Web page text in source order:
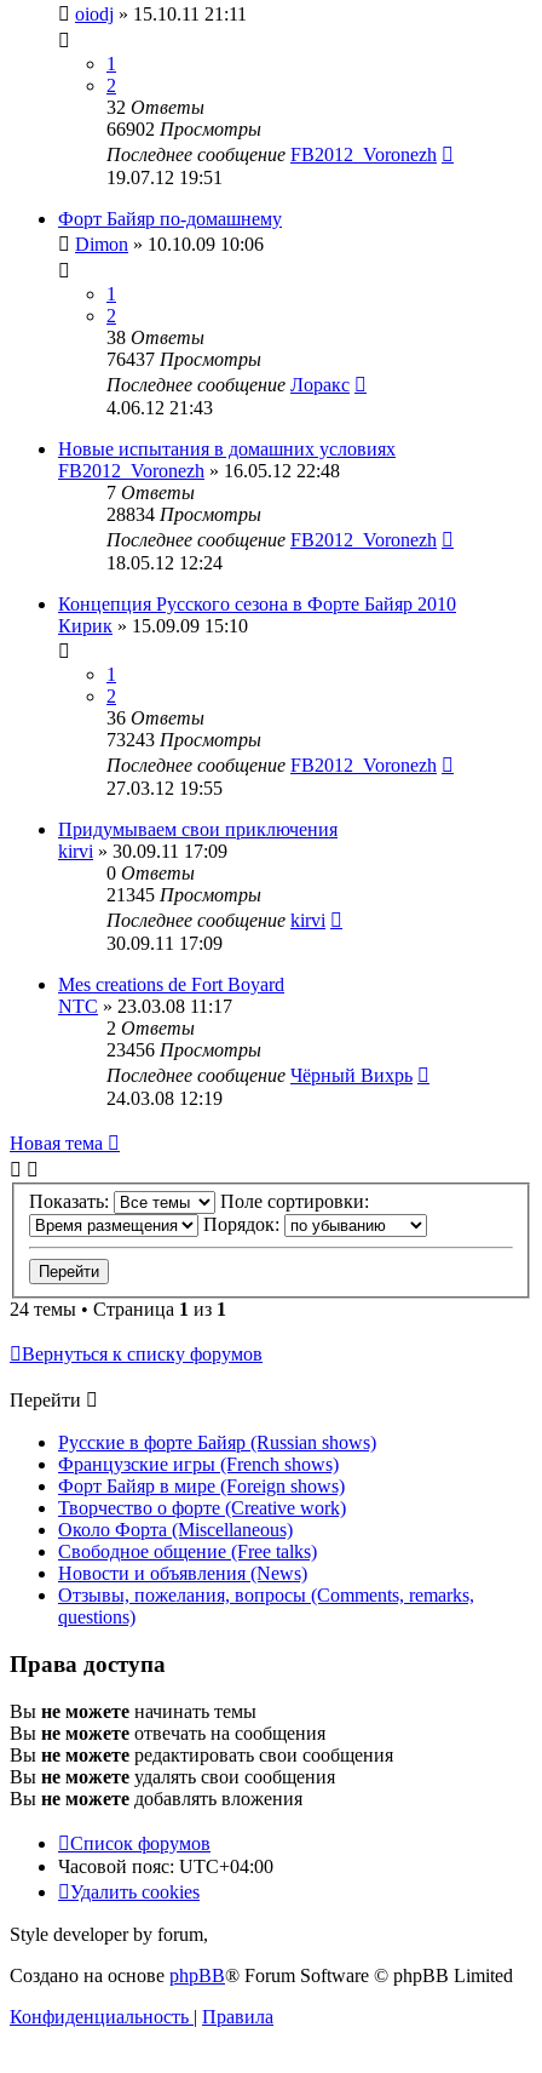
oiodj » 15.10.11 21:11
1
2
32 Ответы
66902 Просмотры
Последнее сообщение FB2012_Voronezh
19.07.12 19:51
Форт Байяр по-домашнему
Dimon » 10.10.09 10:06
1
2
38 Ответы
76437 Просмотры
Последнее сообщение Лоракс
4.06.12 21:43
Новые испытания в домашних условиях
FB2012_Voronezh » 16.05.12 22:48
7 Ответы
28834 Просмотры
Последнее сообщение FB2012_Voronezh
18.05.12 12:24
Концепция Русского сезона в Форте Байяр 2010
Кирик » 15.09.09 15:10
1
2
36 Ответы
73243 Просмотры
Последнее сообщение FB2012_Voronezh
27.03.12 19:55
Придумываем свои приключения
kirvi » 30.09.11 17:09
0 Ответы
21345 Просмотры
Последнее сообщение kirvi
30.09.11 17:09
Mes creations de Fort Boyard
NTC » 23.03.08 11:17
2 Ответы
23456 Просмотры
Последнее сообщение Чёрный Вихрь
24.03.08 12:19
Новая тема
Показать:
Поле сортировки:
Порядок:
24 темы • Страница 1 из 1
Вернуться к списку форумов
Перейти
Русские в форте Байяр (Russian shows)
Французские игры (French shows)
Форт Байяр в мире (Foreign shows)
Творчество о форте (Creative work)
Около Форта (Miscellaneous)
Свободное общение (Free talks)
Новости и объявления (News)
Отзывы, пожелания, вопросы (Comments, remarks,
questions)
Права доступа
Вы не можете начинать темы
Вы не можете отвечать на сообщения
Вы не можете редактировать свои сообщения
Вы не можете удалять свои сообщения
Вы не можете добавлять вложения
Список форумов
Часовой пояс: UTC+04:00
Удалить cookies
Style developer by forum,
Создано на основе phpBB® Forum Software © phpBB Limited
Конфиденциальность | Правила